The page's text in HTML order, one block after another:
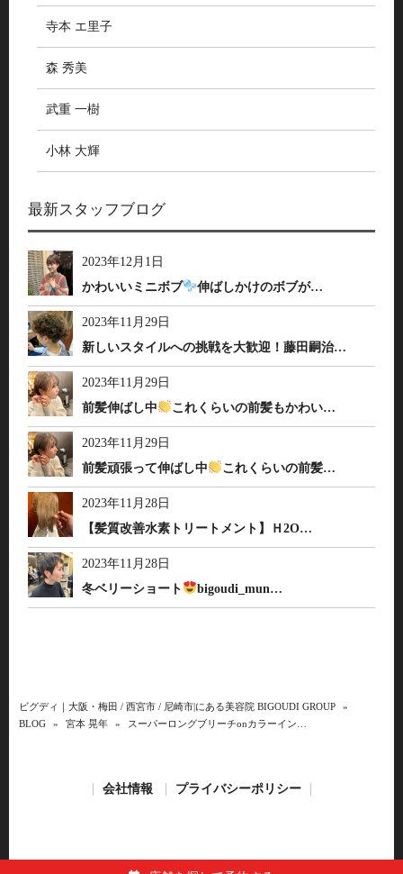
寺本 エ里子
森 秀美
武重 一樹
小林 大輝
最新スタッフブログ
2023年12月1日
かわいいミニボブ
伸ばしかけのボブが…
2023年11月29日
新しいスタイルへの挑戦を大歓迎！藤田嗣治…
2023年11月29日
前髪伸ばし中
これくらいの前髪もかわい…
2023年11月29日
前髪頑張って伸ばし中
これくらいの前髪…
2023年11月28日
【髪質改善水素トリートメント】Ｈ2O…
2023年11月28日
冬ベリーショート
bigoudi_mun…
ビグディ｜大阪・梅田 / 西宮市 / 尼崎市|にある美容院 BIGOUDI GROUP
»
BLOG
» 宮本 晃年 » スーパーロングブリーチonカラーイン…
会社情報 プライバシーポリシー